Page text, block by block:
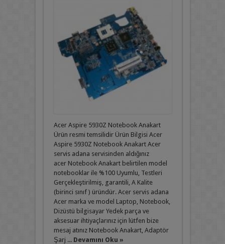
Acer Aspire 5930Z Notebook Anakart
Ürün resmi temsilidir Ürün Bilgisi Acer
Aspire 5930Z Notebook Anakart Acer
servis adana servisinden aldığınız
acer Notebook Anakart belirtilen model
notebooklar ile %100 Uyumlu, Testleri
Gerçekleştirilmiş, garantili, A Kalite
(birinci sınıf ) üründür. Acer servis adana
Acer marka ve model Laptop, Notebook,
Dizüstü bilgisayar Yedek parça ve
aksesuar ihtiyaçlarınız için lütfen bize
mesaj atınız Notebook Anakart, Adaptör
Şarj ... Devamını Oku »